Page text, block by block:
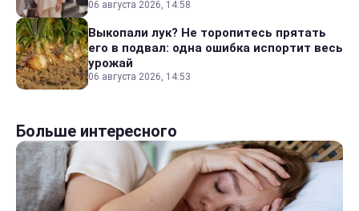
06 августа 2026, 14:58
Выкопали лук? Не торопитесь прятать
его в подвал: одна ошибка испортит весь
урожай
06 августа 2026, 14:53
Больше интересного